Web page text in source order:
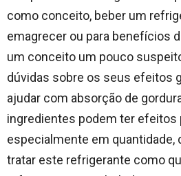
como conceito, beber um
emagrecer ou para benefícios
um conceito um pouco
dúvidas sobre os seus efeitos
ajudar com absorção de
ingredientes podem ter efeitos
especialmente em quantidade,
tratar este refrigerante como